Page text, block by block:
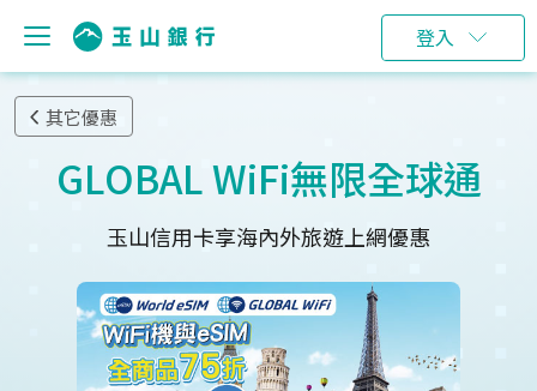
登入
其它優惠
GLOBAL WiFi無限全球通
玉山信用卡享海內外旅遊上網優惠